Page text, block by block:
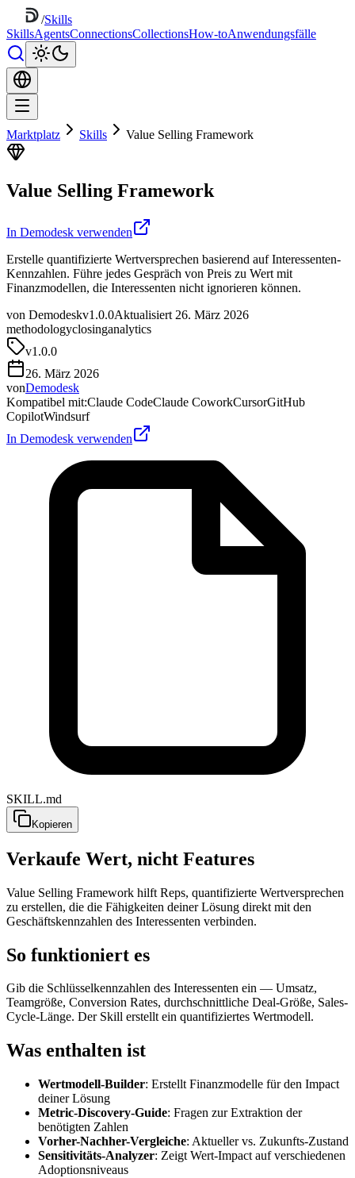
/Skills
SkillsAgentsConnectionsCollectionsHow-toAnwendungsfälle
Marktplatz Skills Value Selling Framework
Value Selling Framework
In Demodesk verwenden
Erstelle quantifizierte Wertversprechen basierend auf Interessenten-
Kennzahlen. Führe jedes Gespräch von Preis zu Wert mit
Finanzmodellen, die Interessenten nicht ignorieren können.
von Demodeskv1.0.0Aktualisiert 26. März 2026
methodologyclosinganalytics
v1.0.0
26. März 2026
vonDemodesk
Kompatibel mit:Claude CodeClaude CoworkCursorGitHub
CopilotWindsurf
In Demodesk verwenden
SKILL.md
Kopieren
Verkaufe Wert, nicht Features
Value Selling Framework hilft Reps, quantifizierte Wertversprechen
zu erstellen, die die Fähigkeiten deiner Lösung direkt mit den
Geschäftskennzahlen des Interessenten verbinden.
So funktioniert es
Gib die Schlüsselkennzahlen des Interessenten ein — Umsatz,
Teamgröße, Conversion Rates, durchschnittliche Deal-Größe, Sales-
Cycle-Länge. Der Skill erstellt ein quantifiziertes Wertmodell.
Was enthalten ist
Wertmodell-Builder: Erstellt Finanzmodelle für den Impact
deiner Lösung
Metric-Discovery-Guide: Fragen zur Extraktion der
benötigten Zahlen
Vorher-Nachher-Vergleiche: Aktueller vs. Zukunfts-Zustand
Sensitivitäts-Analyzer: Zeigt Wert-Impact auf verschiedenen
Adoptionsniveaus